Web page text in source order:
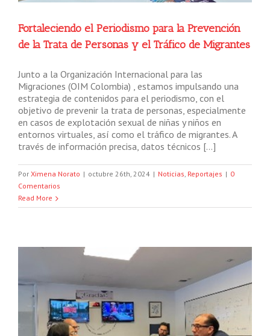
Fortaleciendo el Periodismo para la Prevención
de la Trata de Personas y el Tráfico de Migrantes
Junto a la Organización Internacional para las
Migraciones (OIM Colombia) , estamos impulsando una
estrategia de contenidos para el periodismo, con el
objetivo de prevenir la trata de personas, especialmente
en casos de explotación sexual de niñas y niños en
entornos virtuales, así como el tráfico de migrantes. A
través de información precisa, datos técnicos […]
Por Ximena Norato | octubre 26th, 2024 | Noticias, Reportajes | 0
Comentarios
Read More